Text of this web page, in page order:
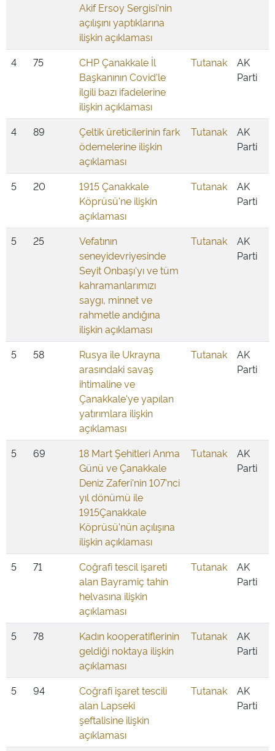
Akif Ersoy Sergisi'nin
açılışını yaptıklarına
ilişkin açıklaması
4 75
CHP Çanakkale İl
Başkanının Covid'le
ilgili bazı ifadelerine
ilişkin açıklaması
Tutanak
AK
Parti
4 89
Çeltik üreticilerinin fark
ödemelerine ilişkin
açıklaması
Tutanak
AK
Parti
5 20
1915 Çanakkale
Köprüsü'ne ilişkin
açıklaması
Tutanak
AK
Parti
5 25
Vefatının
seneyidevriyesinde
Seyit Onbaşı'yı ve tüm
kahramanlarımızı
saygı, minnet ve
rahmetle andığına
ilişkin açıklaması
Tutanak
AK
Parti
5 58
Rusya ile Ukrayna
arasındaki savaş
ihtimaline ve
Çanakkale'ye yapılan
yatırımlara ilişkin
açıklaması
Tutanak
AK
Parti
5 69
18 Mart Şehitleri Anma
Günü ve Çanakkale
Deniz Zaferi'nin 107'nci
yıl dönümü ile
1915Çanakkale
Köprüsü'nün açılışına
ilişkin açıklaması
Tutanak
AK
Parti
5 71
Coğrafi tescil işareti
alan Bayramiç tahin
helvasına ilişkin
açıklaması
Tutanak
AK
Parti
5 78
Kadın kooperatiflerinin
geldiği noktaya ilişkin
açıklaması
Tutanak
AK
Parti
5 94
Coğrafi işaret tescili
alan Lapseki
şeftalisine ilişkin
açıklaması
Tutanak
AK
Parti